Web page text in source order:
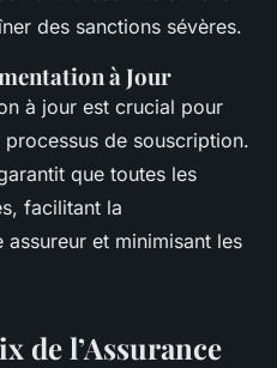
des sanctions sévères.
à Jour
à jour est crucial pour
de souscription.
que toutes les
facilitant la
et minimisant les
de l’Assurance